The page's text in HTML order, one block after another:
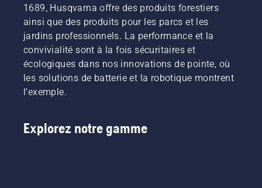
1689, Husqvarna offre des produits forestiers
ainsi que des produits pour les parcs et les
jardins professionnels. La performance et la
convivialité sont à la fois sécuritaires et
écologiques dans nos innovations de pointe, où
les solutions de batterie et la robotique montrent
l’exemple.
Explorez notre gamme